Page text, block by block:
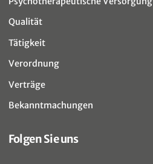
Qualität
Tätigkeit
Verordnung
Verträge
Bekanntmachungen
Folgen Sie uns